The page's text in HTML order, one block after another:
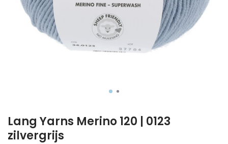
Lang Yarns Merino 120 | 0123
zilvergrijs